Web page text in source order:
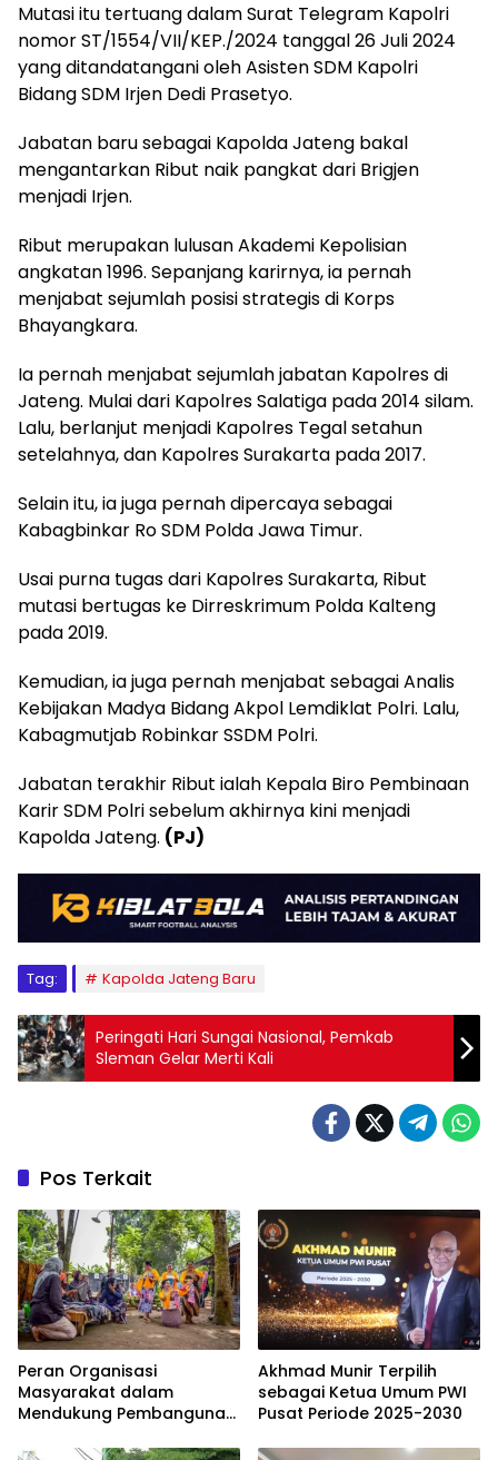
Mutasi itu tertuang dalam Surat Telegram Kapolri
nomor ST/1554/VII/KEP./2024 tanggal 26 Juli 2024
yang ditandatangani oleh Asisten SDM Kapolri
Bidang SDM Irjen Dedi Prasetyo.
Jabatan baru sebagai Kapolda Jateng bakal
mengantarkan Ribut naik pangkat dari Brigjen
menjadi Irjen.
Ribut merupakan lulusan Akademi Kepolisian
angkatan 1996. Sepanjang karirnya, ia pernah
menjabat sejumlah posisi strategis di Korps
Bhayangkara.
Ia pernah menjabat sejumlah jabatan Kapolres di
Jateng. Mulai dari Kapolres Salatiga pada 2014 silam.
Lalu, berlanjut menjadi Kapolres Tegal setahun
setelahnya, dan Kapolres Surakarta pada 2017.
Selain itu, ia juga pernah dipercaya sebagai
Kabagbinkar Ro SDM Polda Jawa Timur.
Usai purna tugas dari Kapolres Surakarta, Ribut
mutasi bertugas ke Dirreskrimum Polda Kalteng
pada 2019.
Kemudian, ia juga pernah menjabat sebagai Analis
Kebijakan Madya Bidang Akpol Lemdiklat Polri. Lalu,
Kabagmutjab Robinkar SSDM Polri.
Jabatan terakhir Ribut ialah Kepala Biro Pembinaan
Karir SDM Polri sebelum akhirnya kini menjadi
Kapolda Jateng. (PJ)
Tag: Kapolda Jateng Baru
Peringati Hari Sungai Nasional, Pemkab
Sleman Gelar Merti Kali
Pos Terkait
Peran Organisasi
Masyarakat dalam
Mendukung Pembangunan
Akhmad Munir Terpilih
sebagai Ketua Umum PWI
Pusat Periode 2025-2030